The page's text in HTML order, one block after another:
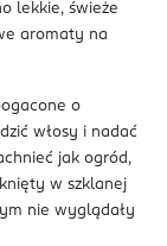
lekkie, świeże
aromaty na
o
włosy i nadać
jak ogród,
w szklanej
nie wyglądały